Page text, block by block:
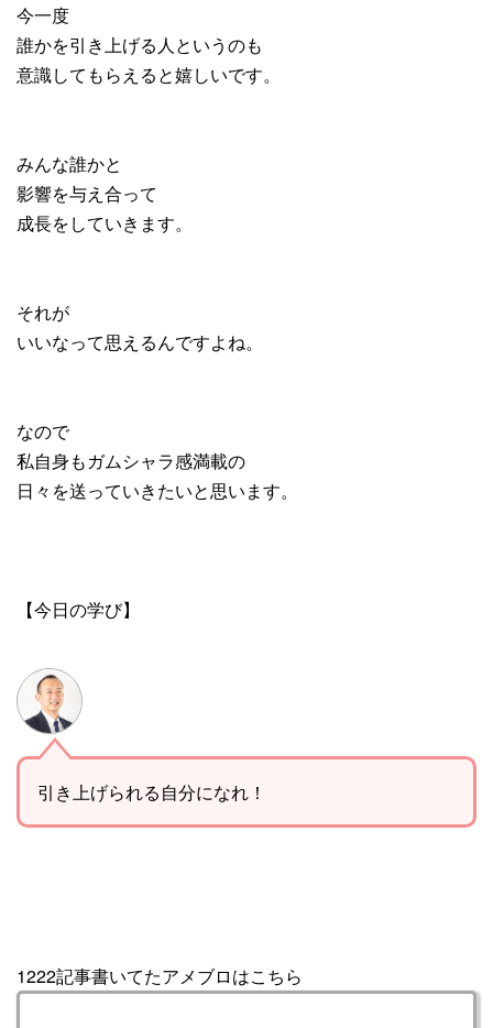
今一度
誰かを引き上げる人というのも
意識してもらえると嬉しいです。
みんな誰かと
影響を与え合って
成長をしていきます。
それが
いいなって思えるんですよね。
なので
私自身もガムシャラ感満載の
日々を送っていきたいと思います。
【今日の学び】
引き上げられる自分になれ！
1222記事書いてたアメブロはこちら